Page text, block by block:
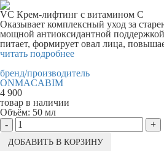
VC Крем-лифтинг с витамином C
Оказывает комплексный уход за
мощной антиоксидантной
питает, формирует овал лица,
читать подробнее
бренд/производитель
ONMACABIM
4 900
товар в наличии
Объём: 50 мл
-
+
ДОБАВИТЬ В КОРЗИНУ